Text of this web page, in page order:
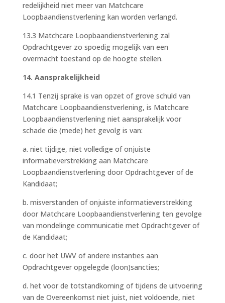
redelijkheid niet meer van Matchcare
Loopbaandienstverlening kan worden verlangd.
13.3 Matchcare Loopbaandienstverlening zal
Opdrachtgever zo spoedig mogelijk van een
overmacht toestand op de hoogte stellen.
14. Aansprakelijkheid
14.1 Tenzij sprake is van opzet of grove schuld van
Matchcare Loopbaandienstverlening, is Matchcare
Loopbaandienstverlening niet aansprakelijk voor
schade die (mede) het gevolg is van:
a. niet tijdige, niet volledige of onjuiste
informatieverstrekking aan Matchcare
Loopbaandienstverlening door Opdrachtgever of de
Kandidaat;
b. misverstanden of onjuiste informatieverstrekking
door Matchcare Loopbaandienstverlening ten gevolge
van mondelinge communicatie met Opdrachtgever of
de Kandidaat;
c. door het UWV of andere instanties aan
Opdrachtgever opgelegde (loon)sancties;
d. het voor de totstandkoming of tijdens de uitvoering
van de Overeenkomst niet juist, niet voldoende, niet